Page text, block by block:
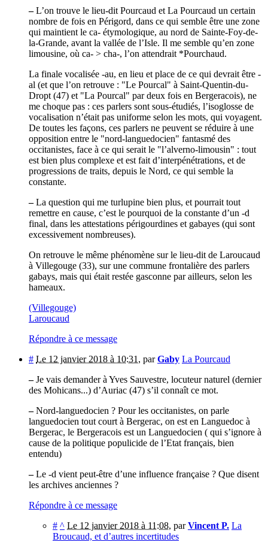
–L’on trouve le lieu-dit Pourcaud et La Pourcaud un certain
nombre de fois en Périgord, dans ce qui semble être une zone
qui maintient le ca- étymologique, au nord de Sainte-Foy-de-
la-Grande, avant la vallée de l’Isle. Il me semble qu’en zone
limousine, où ca- > cha-, l’on attendrait *Pourchaud.
La finale vocalisée -au, en lieu et place de ce qui devrait être -
al (et que l’on retrouve : "Le Pourcal" à Saint-Quentin-du-
Dropt (47) et "La Pourcal" par deux fois en Bergeracois), ne
me choque pas : ces parlers sont sous-étudiés, l’isoglosse de
vocalisation n’était pas uniforme selon les mots, qui voyagent.
De toutes les façons, ces parlers ne peuvent se réduire à une
opposition entre le "nord-languedocien" fantasmé des
occitanistes, face à ce qui serait le "l’alverno-limousin" : tout
est bien plus complexe et est fait d’interpénétrations, et de
progressions de traits, depuis le Nord, ce qui semble la
constante.
–La question qui me turlupine bien plus, et pourrait tout
remettre en cause, c’est le pourquoi de la constante d’un -d
final, dans les attestations périgourdines et gabayes (qui sont
excessivement nombreuses).
On retrouve le même phénomène sur le lieu-dit de Laroucaud
à Villegouge (33), sur une commune frontalière des parlers
gabays, mais qui était restée gasconne par ailleurs, selon les
hameaux.
(Villegouge)
Laroucaud
Répondre à ce message
# Le 12 janvier 2018 à 10:31 , parGaby La Pourcaud
–Je vais demander à Yves Sauvestre, locuteur naturel (dernier
des Mohicans...) d’Auriac (47) s’il connaît ce mot.
–Nord-languedocien ? Pour les occitanistes, on parle
languedocien tout court à Bergerac, on est en Languedoc à
Bergerac, le Bergeracois est un Languedocien ( qui s’ignore à
cause de la politique populicide de l’Etat français, bien
entendu)
–Le -d vient peut-être d’une influence française ? Que disent
les archives anciennes ?
Répondre à ce message
# ^ Le 12 janvier 2018 à 11:08, parVincent P. La
Broucaud, et d’autres incertitudes